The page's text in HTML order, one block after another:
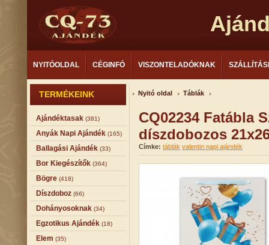
NYITÓOLDAL CÉGINFÓ VISZONTELADÓKNAK
TERMÉKEINK
Ajándéktasak (381)
Anyák Napi Ajándék (165)
Ballagási Ajándék (33)
Bor Kiegészítők (364)
Bögre (418)
Díszdoboz (66)
Dohányosoknak (34)
Egzotikus Ajándék (18)
Elem (35)
Nyitó oldal Táblák
CQ02234 Fatábla
díszdobozos
Címke: táblák valentin napi ajándék